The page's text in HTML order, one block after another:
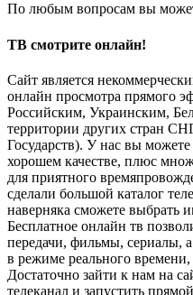
По любым вопросам вы
ТВ смотрите онлайн!
Сайт является
онлайн просмотра прямого
Российским, Украинским,
территории других стран
Государств). У нас вы
хорошем качестве, плюс
для приятного
сделали большой каталог
наверняка сможете выбрать
Бесплатное онлайн тв
передачи, фильмы, сериалы,
в режиме реального времени,
Достаточно зайти к нам на
телеканал и запустить